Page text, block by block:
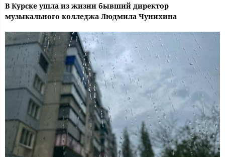
В Курске ушла из жизни бывший директор
музыкального колледжа Людмила Чунихина